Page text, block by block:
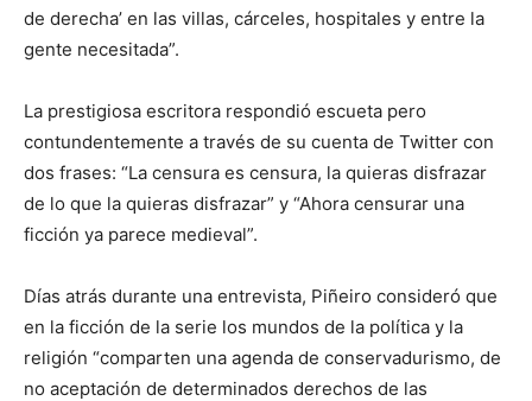
de derecha’ en las villas, cárceles, hospitales y entre la
gente necesitada”.
La prestigiosa escritora respondió escueta pero
contundentemente a través de su cuenta de Twitter con
dos frases: “La censura es censura, la quieras disfrazar
de lo que la quieras disfrazar” y “Ahora censurar una
ficción ya parece medieval”.
Días atrás durante una entrevista, Piñeiro consideró que
en la ficción de la serie los mundos de la política y la
religión “comparten una agenda de conservadurismo, de
no aceptación de determinados derechos de las